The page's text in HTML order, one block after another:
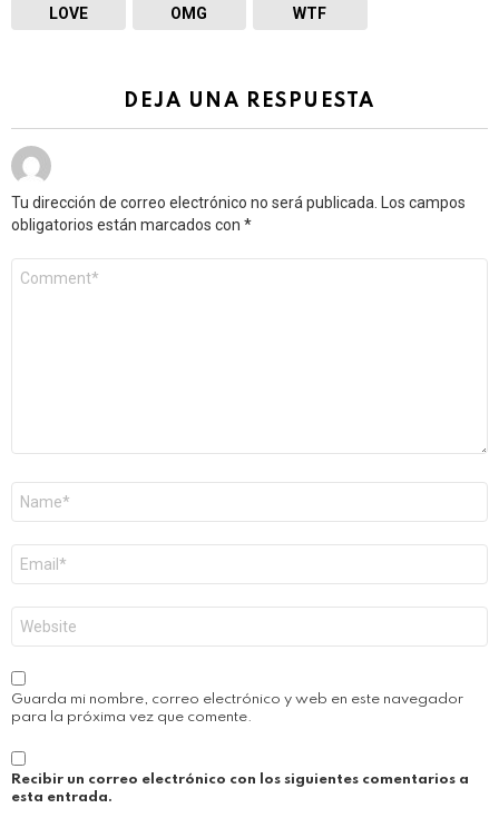
LOVE OMG WTF
DEJA UNA RESPUESTA
Tu dirección de correo electrónico no será publicada.
Los campos
obligatorios están marcados con *
electrónico
*
Guarda mi nombre, correo electrónico y web en este navegador
para la próxima vez que comente.
Recibir un correo electrónico con los siguientes comentarios a
esta entrada.